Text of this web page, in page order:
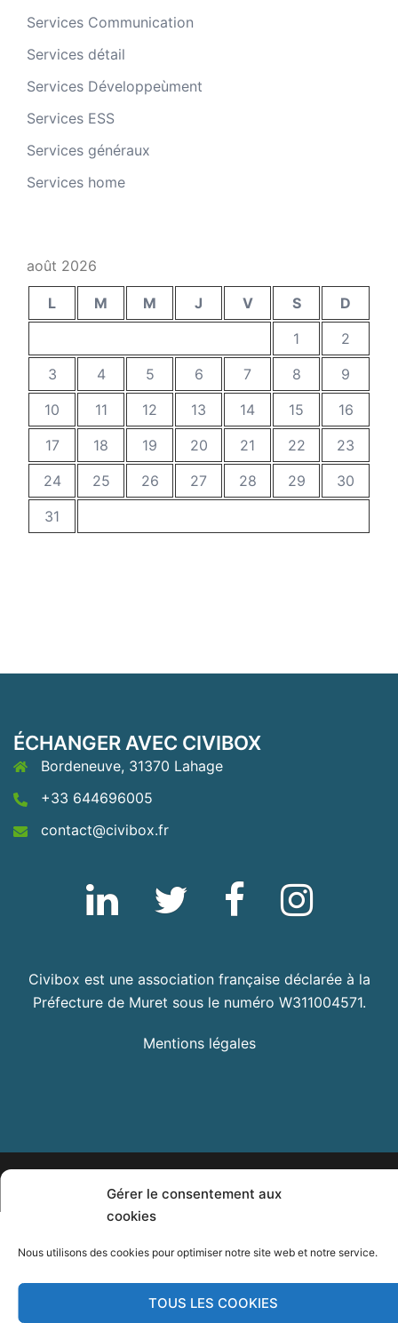
Gérer le consentement aux
cookies
Nous utilisons des cookies pour optimiser notre site web et notre service.
TOUS LES COOKIES
Services Communication
Services détail
Services Développeùment
Services ESS
Services généraux
Services home
août 2026
L M M J V S
D
1
2
3
4 5 6 7 8
9
10
11 12 13 14 15
16
17
18 19 20 21 22
23
24
25 26 27 28 29
30
31
ÉCHANGER AVEC CIVIBOX
Bordeneuve, 31370 Lahage
+33 644696005
contact@civibox.fr
Linkedin Twitter Fb Instagram
Civibox est une association française déclarée à la
Préfecture de Muret sous le numéro W311004571.
Mentions légales